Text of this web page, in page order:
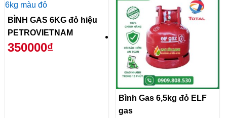
BÌNH GAS 6KG đỏ hiệu
PETROVIETNAM
350000₫
Bình Gas 6,5kg đỏ ELF
gas